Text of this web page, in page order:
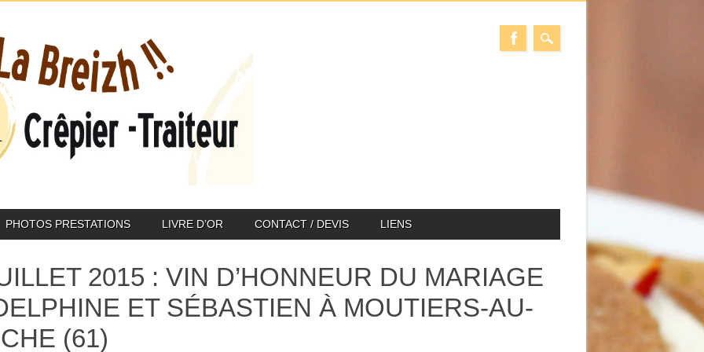
PHOTOS PRESTATIONS LIVRE D’OR CONTACT / DEVIS LIENS
2015 : VIN D’HONNEUR DU MARIAGE
ET SÉBASTIEN À MOUTIERS-AU-
(61)